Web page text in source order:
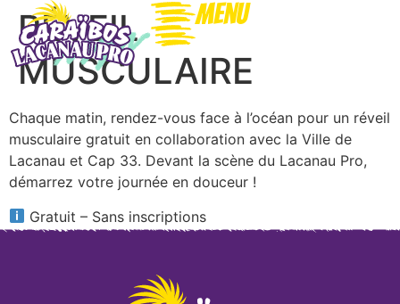
Menu
RÉVEIL
MUSCULAIRE
Chaque matin, rendez-vous face à l’océan pour un réveil
musculaire gratuit en collaboration avec la Ville de
Lacanau et Cap 33. Devant la scène du Lacanau Pro,
démarrez votre journée en douceur !
Gratuit – Sans inscriptions